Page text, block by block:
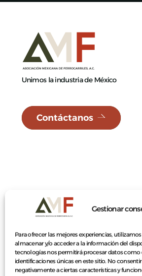
Gestionar
Para ofrecer las mejores experiencias,
almacenar y/o acceder a la información del
tecnologías nos permitirá procesar datos
identificaciones únicas en este sitio. No
negativamente a ciertas características y
Unimos la industria de México
Contáctanos